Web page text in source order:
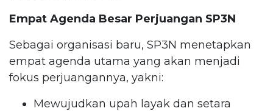
Empat Agenda Besar Perjuangan SP3N
Sebagai organisasi baru, SP3N menetapkan
empat agenda utama yang akan menjadi
fokus perjuangannya, yakni:
Mewujudkan upah layak dan setara